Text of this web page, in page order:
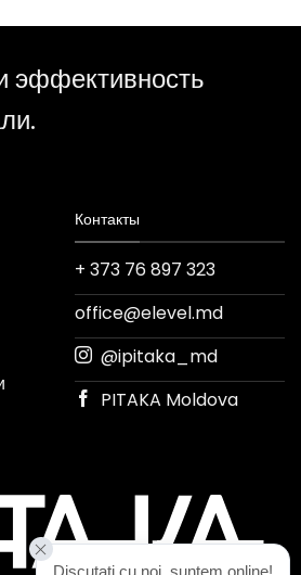
эффективность
Контакты
+ 373 76 897 323
office@elevel.md
@ipitaka_md
PITAKA Moldova
Discutați cu noi, suntem online!